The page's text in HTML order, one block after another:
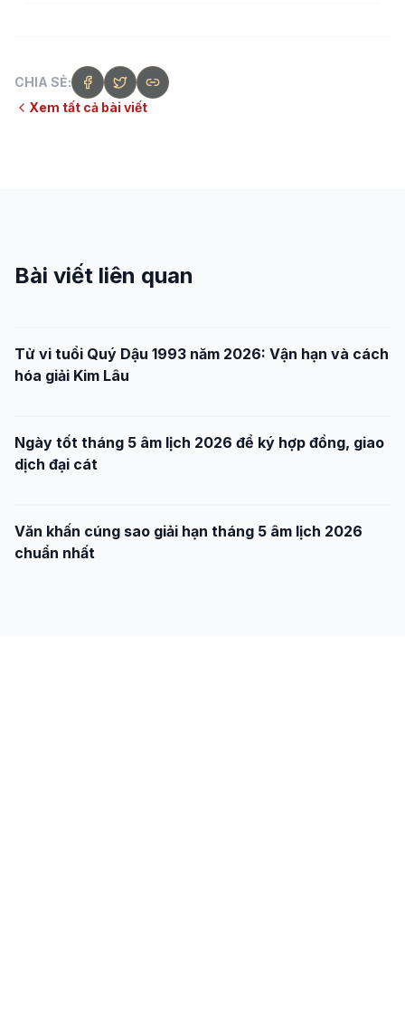
CHIA SẺ:
Xem tất cả bài viết
Bài viết liên quan
Tử vi tuổi Quý Dậu 1993 năm 2026: Vận hạn và cách
hóa giải Kim Lâu
Ngày tốt tháng 5 âm lịch 2026 để ký hợp đồng, giao
dịch đại cát
Văn khấn cúng sao giải hạn tháng 5 âm lịch 2026
chuẩn nhất